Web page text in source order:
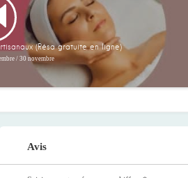
(Résa gratuite en ligne)
/30 novembre
Avis